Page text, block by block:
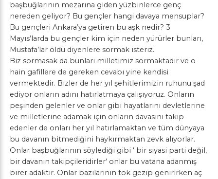
başbuğlarının mezarına giden yüzbinlerce genç
nereden geliyor? Bu gençler hangi davaya mensuplar?
Bu gençleri Ankara’ya getiren bu aşk nedir? 3
Mayıs’larda bu gençler kim için neden yürürler bunları,
Mustafa’lar öldü diyenlere sormak isteriz.
Biz sormasak da bunları milletimiz sormaktadır ve o
hain gafillere de gereken cevabı yine kendisi
vermektedir. Bizler de her yıl şehitlerimizin ruhunu şad
ediyor onların adını hatırlatmaya çalışıyoruz. Onların
peşinden gelenler ve onlar gibi hayatlarını devletlerine
ve milletlerine adamak için onların davasını takip
edenler de onları her yıl hatırlamaktan ve tüm dünyaya
bu davanın bitmediğini haykırmaktan zevk alıyorlar.
Onlar başbuğlarının söylediği gibi ‘ bir siyasi parti değil,
bir davanın takipçileridirler’ onlar bu vatana adanmış
birer adaktır. Onlar bazılarının tok gezip genirirken aç